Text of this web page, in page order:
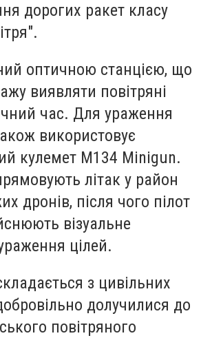
дорогих ракет класу
оптичною станцією, що
виявляти повітряні
час. Для ураження
використовує
кулемет M134 Minigun.
літак у район
дронів, після чого пілот
візуальне
цілей.
з цивільних
долучилися до
повітряного